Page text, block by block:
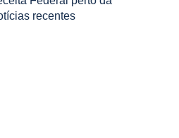
recentes